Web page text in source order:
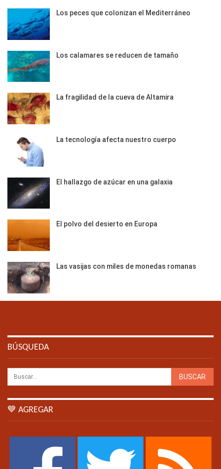
Los peces que colonizan el Mediterráneo
Los calamares se reducen de tamaño
La fragilidad de la cueva de Altamira
La tecnología afecta nuestro cuerpo
El hallazgo de azúcar en una galaxia
El polvo del desierto en Europa
Las vasijas con miles de monedas romanas
BÚSQUEDA
💙 AGREGAR